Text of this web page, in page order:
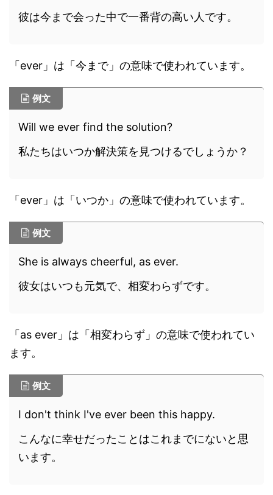
彼は今まで会った中で一番背の高い人です。
「ever」は「今まで」の意味で使われています。
例文
Will we ever find the solution?
私たちはいつか解決策を見つけるでしょうか？
「ever」は「いつか」の意味で使われています。
例文
She is always cheerful, as ever.
彼女はいつも元気で、相変わらずです。
「as ever」は「相変わらず」の意味で使われてい
ます。
例文
I don't think I've ever been this happy.
こんなに幸せだったことはこれまでにないと思
います。